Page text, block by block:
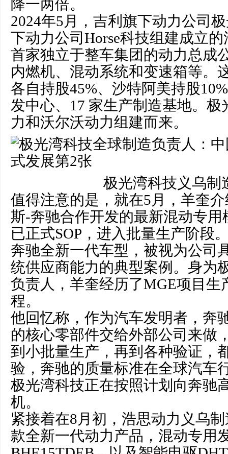
降一两倍。
2024年5月，吉利旗下动力公司
下动力公司Horse科技组建成立
首家独立于整车集团的动力总成
内燃机、混动系统和变速箱等。
各自持股45%、沙特阿美持股
发中心、17 家生产制造基地。
力和沃尔沃动力组建而来。
极光湾科技义乌制
值得注意的是，就在5月，羊奎
斯-奔驰合作开发的最新混动专用
已正式SOP，进入批量生产阶段
奔驰全新一代车型，被视为公司
统供应商能力的典型案例。身为
负责人，羊奎经历了MGE项目生
程。
他回忆称，作为汽车发明者，奔
的核心零部件交给外部公司来做
到小批量生产，再到各种验证，
验，奔驰的质量标准在全球汽车
极光湾科技正在按照计划向奔驰
机。
紧接着在8月初，浩思动力义乌
款全新一代动力产品，混动专用